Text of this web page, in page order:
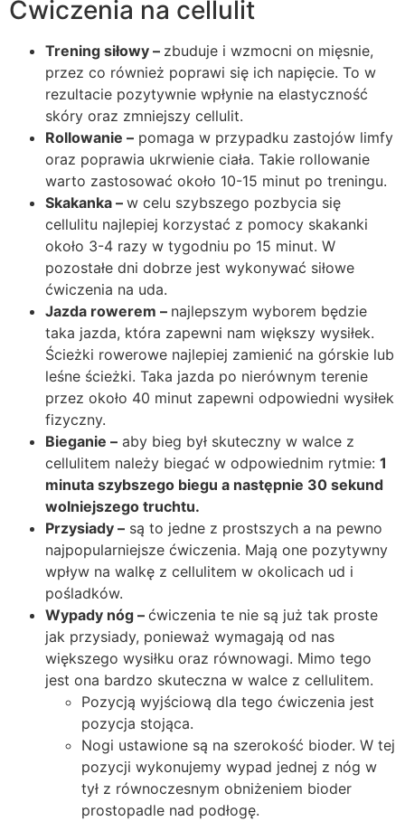
Ćwiczenia na cellulit
Trening siłowy – zbuduje i wzmocni on mięsnie,
przez co również poprawi się ich napięcie. To w
rezultacie pozytywnie wpłynie na elastyczność
skóry oraz zmniejszy cellulit.
Rollowanie – pomaga w przypadku zastojów limfy
oraz poprawia ukrwienie ciała. Takie rollowanie
warto zastosować około 10-15 minut po treningu.
Skakanka – w celu szybszego pozbycia się
cellulitu najlepiej korzystać z pomocy skakanki
około 3-4 razy w tygodniu po 15 minut. W
pozostałe dni dobrze jest wykonywać siłowe
ćwiczenia na uda.
Jazda rowerem – najlepszym wyborem będzie
taka jazda, która zapewni nam większy wysiłek.
Ścieżki rowerowe najlepiej zamienić na górskie lub
leśne ścieżki. Taka jazda po nierównym terenie
przez około 40 minut zapewni odpowiedni wysiłek
fizyczny.
Bieganie – aby bieg był skuteczny w walce z
cellulitem należy biegać w odpowiednim rytmie: 1
minuta szybszego biegu a następnie 30 sekund
wolniejszego truchtu.
Przysiady – są to jedne z prostszych a na pewno
najpopularniejsze ćwiczenia. Mają one pozytywny
wpływ na walkę z cellulitem w okolicach ud i
pośladków.
Wypady nóg – ćwiczenia te nie są już tak proste
jak przysiady, ponieważ wymagają od nas
większego wysiłku oraz równowagi. Mimo tego
jest ona bardzo skuteczna w walce z cellulitem.
Pozycją wyjściową dla tego ćwiczenia jest
pozycja stojąca.
Nogi ustawione są na szerokość bioder. W tej
pozycji wykonujemy wypad jednej z nóg w
tył z równoczesnym obniżeniem bioder
prostopadle nad podłogę.